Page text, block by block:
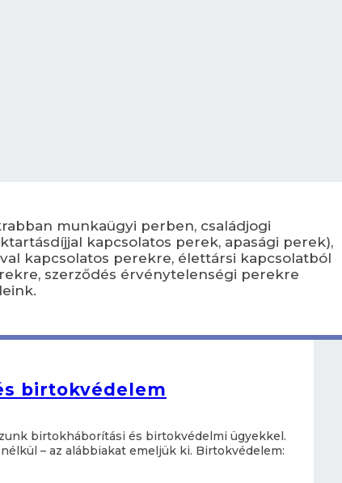
munkaügyi perben, családjogi
kapcsolatos perek, apasági perek),
kapcsolatos perekre, élettársi kapcsolatból
szerződés érvénytelenségi perekre
birtokvédelem
birtokháborítási és birtokvédelmi ügyekkel.
– az alábbiakat emeljük ki. Birtokvédelem: